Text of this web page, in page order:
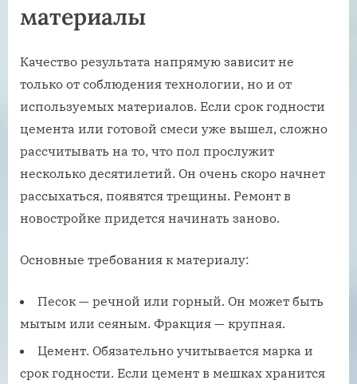
материалы
Качество результата напрямую зависит не
только от соблюдения технологии, но и от
используемых материалов. Если срок годности
цемента или готовой смеси уже вышел, сложно
рассчитывать на то, что пол прослужит
несколько десятилетий. Он очень скоро начнет
рассыхаться, появятся трещины. Ремонт в
новостройке придется начинать заново.
Основные требования к материалу:
Песок — речной или горный. Он может быть
мытым или сеяным. Фракция — крупная.
Цемент. Обязательно учитывается марка и
срок годности. Если цемент в мешках хранится